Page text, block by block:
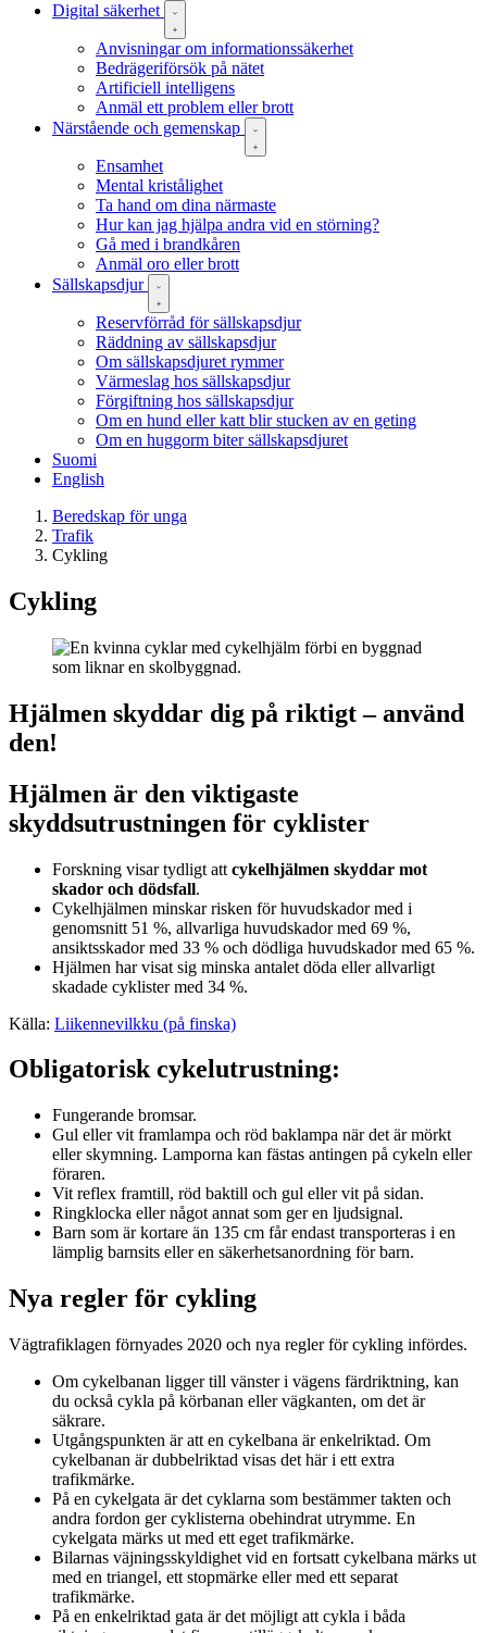
Digital säkerhet
Anvisningar om informationssäkerhet
Bedrägeriförsök på nätet
Artificiell intelligens
Anmäl ett problem eller brott
Närstående och gemenskap
Ensamhet
Mental kristålighet
Ta hand om dina närmaste
Hur kan jag hjälpa andra vid en störning?
Gå med i brandkåren
Anmäl oro eller brott
Sällskapsdjur
Reservförråd för sällskapsdjur
Räddning av sällskapsdjur
Om sällskapsdjuret rymmer
Värmeslag hos sällskapsdjur
Förgiftning hos sällskapsdjur
Om en hund eller katt blir stucken av en geting
Om en huggorm biter sällskapsdjuret
Suomi
English
Beredskap för unga
Trafik
Cykling
Cykling
Hjälmen skyddar dig på riktigt – använd
den!
Hjälmen är den viktigaste
skyddsutrustningen för cyklister
Forskning visar tydligt att cykelhjälmen skyddar mot
skador och dödsfall.
Cykelhjälmen minskar risken för huvudskador med i
genomsnitt 51 %, allvarliga huvudskador med 69 %,
ansiktsskador med 33 % och dödliga huvudskador med 65 %.
Hjälmen har visat sig minska antalet döda eller allvarligt
skadade cyklister med 34 %.
Källa: Liikennevilkku (på finska)
Obligatorisk cykelutrustning:
Fungerande bromsar.
Gul eller vit framlampa och röd baklampa när det är mörkt
eller skymning. Lamporna kan fästas antingen på cykeln eller
föraren.
Vit reflex framtill, röd baktill och gul eller vit på sidan.
Ringklocka eller något annat som ger en ljudsignal.
Barn som är kortare än 135 cm får endast transporteras i en
lämplig barnsits eller en säkerhetsanordning för barn.
Nya regler för cykling
Vägtrafiklagen förnyades 2020 och nya regler för cykling infördes.
Om cykelbanan ligger till vänster i vägens färdriktning, kan
du också cykla på körbanan eller vägkanten, om det är
säkrare.
Utgångspunkten är att en cykelbana är enkelriktad. Om
cykelbanan är dubbelriktad visas det här i ett extra
trafikmärke.
På en cykelgata är det cyklarna som bestämmer takten och
andra fordon ger cyklisterna obehindrat utrymme. En
cykelgata märks ut med ett eget trafikmärke.
Bilarnas väjningsskyldighet vid en fortsatt cykelbana märks ut
med en triangel, ett stopmärke eller med ett separat
trafikmärke.
På en enkelriktad gata är det möjligt att cykla i båda